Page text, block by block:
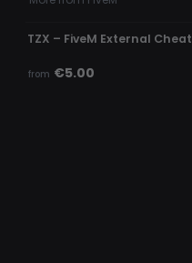
UNDETECTED
TZX – FiveM External Cheat
from €5.00